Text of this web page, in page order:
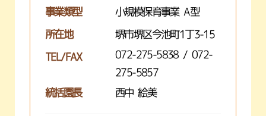
事業類型
小規模保育事業 A型
所在地 堺市堺区今池町1丁3-15
TEL/FAX
072-275-5838 / 072-
275-5857
統括園長
西中 絵美